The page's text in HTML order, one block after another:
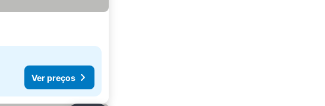
Ver preços